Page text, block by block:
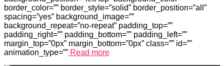
border_color=”” border_style=”solid” border_position=”all”
spacing=”yes” background_image=””
background_repeat=”no-repeat” padding_top=””
padding_right=”” padding_bottom=”” padding_left=””
margin_top=”0px” margin_bottom=”0px” class=”” id=””
animation_type=”” Read more